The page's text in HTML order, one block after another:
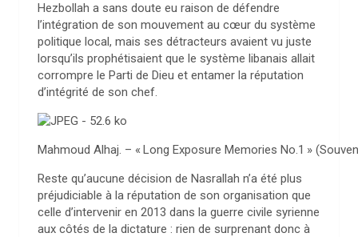
Hezbollah a sans doute eu raison de défendre
l’intégration de son mouvement au cœur du système
politique local, mais ses détracteurs avaient vu juste
lorsqu’ils prophétisaient que le système libanais allait
corrompre le Parti de Dieu et entamer la réputation
d’intégrité de son chef.
Mahmoud Alhaj. – « Long Exposure Memories No.1 »
Reste qu’aucune décision de Nasrallah n’a été plus
préjudiciable à la réputation de son organisation que
celle d’intervenir en 2013 dans la guerre civile syrienne
aux côtés de la dictature : rien de surprenant donc à